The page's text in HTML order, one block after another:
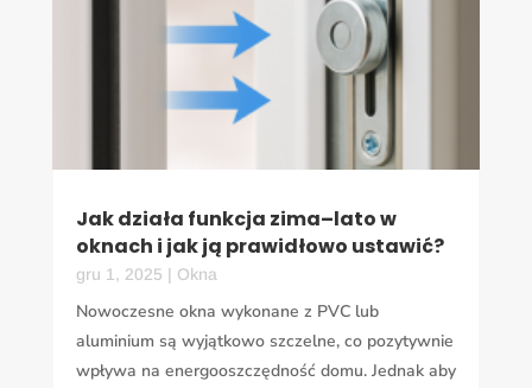
Jak działa funkcja zima–lato w
oknach i jak ją prawidłowo ustawić?
gru 1, 2025 | Okna
Nowoczesne okna wykonane z PVC lub
aluminium są wyjątkowo szczelne, co pozytywnie
wpływa na energooszczędność domu. Jednak aby